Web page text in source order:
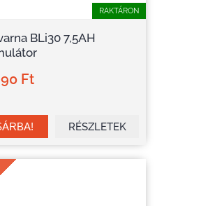
RAKTÁRON
BLi30 7,5AH
Ft
RÉSZLETEK